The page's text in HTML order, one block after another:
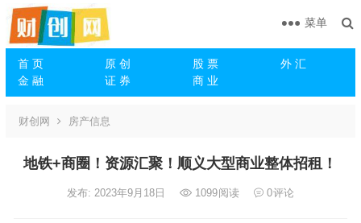
首 页 原 创 股 票
外 汇
金 融
证 券 商 业
菜单
财创网 房产信息
地铁+商圈！资源汇聚！顺义大型商业整体招租！
发布: 2023年9月18日 1099阅读 0评论